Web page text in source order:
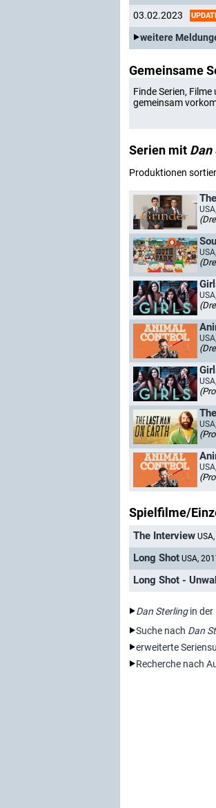
03.02.2023
weitere
Gemeinsame
Finde Serien,
gemeinsam
Serien mit
Produktionen
Spielfilme/
The Interview
Long Shot USA,
Long Shot -
Dan Sterlingin der
Suche nach Dan
erweiterte
Recherche nach